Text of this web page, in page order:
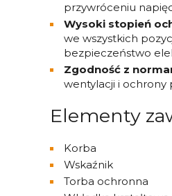
przywróceniu
Wysoki stopień
we wszystkich
bezpieczeństwo
Zgodność z
wentylacji i ochrony
Elementy
Korba
Wskaźnik
Torba ochronna